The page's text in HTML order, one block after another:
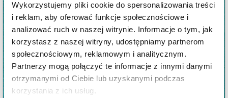
Wykorzystujemy pliki cookie do spersonalizowania treści
i reklam, aby oferować funkcje społecznościowe i
analizować ruch w naszej witrynie. Informacje o tym, jak
korzystasz z naszej witryny, udostępniamy partnerom
społecznościowym, reklamowym i analitycznym.
Partnerzy mogą połączyć te informacje z innymi danymi
otrzymanymi od Ciebie lub uzyskanymi podczas
korzystania z ich usług.